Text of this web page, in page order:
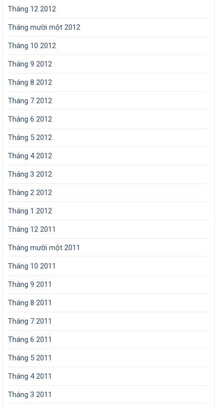
Tháng 12 2012
Tháng mười một 2012
Tháng 10 2012
Tháng 9 2012
Tháng 8 2012
Tháng 7 2012
Tháng 6 2012
Tháng 5 2012
Tháng 4 2012
Tháng 3 2012
Tháng 2 2012
Tháng 1 2012
Tháng 12 2011
Tháng mười một 2011
Tháng 10 2011
Tháng 9 2011
Tháng 8 2011
Tháng 7 2011
Tháng 6 2011
Tháng 5 2011
Tháng 4 2011
Tháng 3 2011